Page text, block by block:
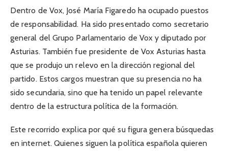
Dentro de Vox, José María Figaredo ha ocupado puestos
de responsabilidad. Ha sido presentado como secretario
general del Grupo Parlamentario de Vox y diputado por
Asturias. También fue presidente de Vox Asturias hasta
que se produjo un relevo en la dirección regional del
partido. Estos cargos muestran que su presencia no ha
sido secundaria, sino que ha tenido un papel relevante
dentro de la estructura política de la formación.
Este recorrido explica por qué su figura genera búsquedas
en internet. Quienes siguen la política española quieren